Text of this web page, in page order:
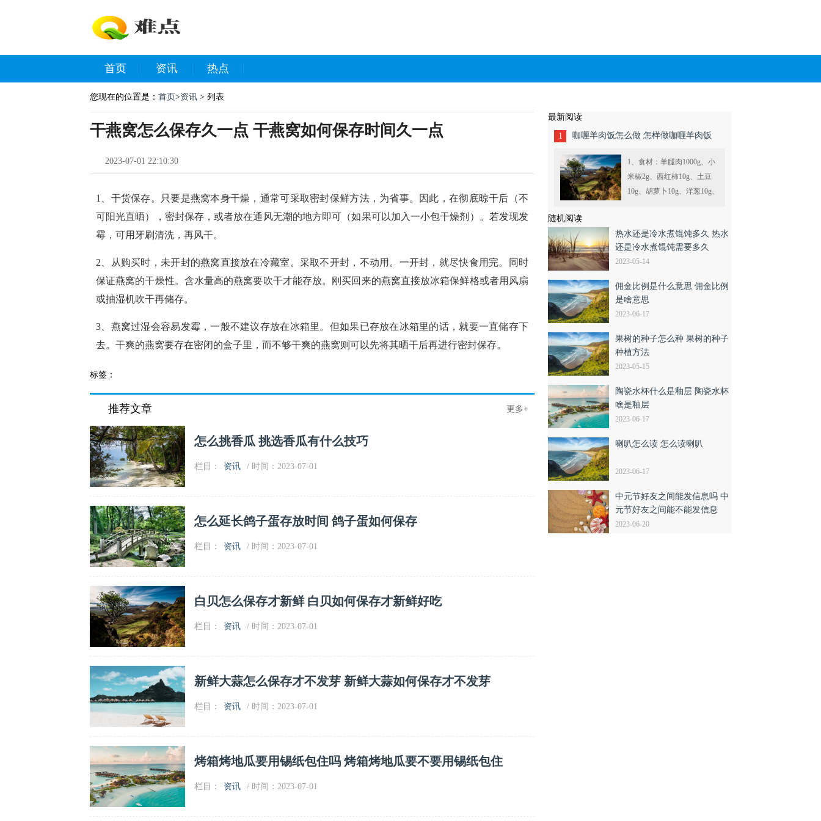
首页 资讯 热点
您现在的位置是： 首页>资讯 > 列表
干燕窝怎么保存久一点 干燕窝如何保存时间久一点
2023-07-01 22:10:30
1、干货保存。只要是燕窝本身干燥，通常可采取密封保鲜方法，为省事。因此，在彻底晾干后（不
可阳光直晒），密封保存，或者放在通风无潮的地方即可（如果可以加入一小包干燥剂）。若发现发
霉，可用牙刷清洗，再风干。
2、从购买时，未开封的燕窝直接放在冷藏室。采取不开封，不动用。一开封，就尽快食用完。同时
保证燕窝的干燥性。含水量高的燕窝要吹干才能存放。刚买回来的燕窝直接放冰箱保鲜格或者用风扇
或抽湿机吹干再储存。
3、燕窝过湿会容易发霉，一般不建议存放在冰箱里。但如果已存放在冰箱里的话，就要一直储存下
去。干爽的燕窝要存在密闭的盒子里，而不够干爽的燕窝则可以先将其晒干后再进行密封保存。
标签：
推荐文章 更多+
怎么挑香瓜 挑选香瓜有什么技巧
栏目： 资讯 / 时间：2023-07-01
怎么延长鸽子蛋存放时间 鸽子蛋如何保存
栏目： 资讯 / 时间：2023-07-01
白贝怎么保存才新鲜 白贝如何保存才新鲜好吃
栏目： 资讯 / 时间：2023-07-01
新鲜大蒜怎么保存才不发芽 新鲜大蒜如何保存才不发芽
栏目： 资讯 / 时间：2023-07-01
烤箱烤地瓜要用锡纸包住吗 烤箱烤地瓜要不要用锡纸包住
栏目： 资讯 / 时间：2023-07-01
最新阅读
1 咖喱羊肉饭怎么做 怎样做咖喱羊肉饭
1、食材：羊腿肉1000g、小
米椒2g、西红柿10g、土豆
10g、胡萝卜10g、洋葱10g、
孜然粉2g、食盐5g、迷迭香
2g....
随机阅读
热水还是冷水煮馄饨多久 热水
还是冷水煮馄饨需要多久
2023-05-14
佣金比例是什么意思 佣金比例
是啥意思
2023-06-17
果树的种子怎么种 果树的种子
种植方法
2023-05-15
陶瓷水杯什么是釉层 陶瓷水杯
啥是釉层
2023-06-17
喇叭怎么读 怎么读喇叭
2023-06-17
中元节好友之间能发信息吗 中
元节好友之间能不能发信息
2023-06-20